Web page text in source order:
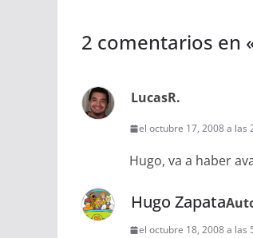
2 comentarios en
LucasR.
el octubre 17, 2008 a las
Hugo, va a haber
Hugo Zapata
el octubre 18, 2008 a las